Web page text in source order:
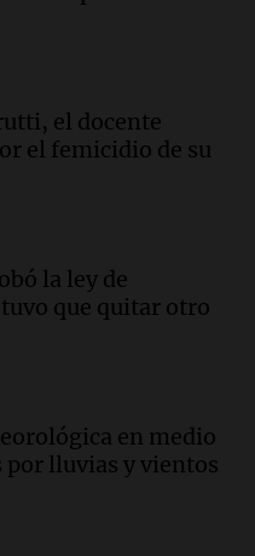
en la
en Argentina
de
se unen contra
económicos
el docente
el femicidio de su
la ley de
que quitar otro
en medio
por lluvias y vientos